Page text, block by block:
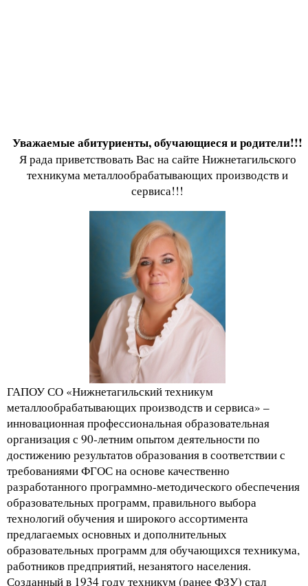
Уважаемые абитуриенты, обучающиеся и родители!!!
Я рада приветствовать Вас на сайте Нижнетагильского
техникума металлообрабатывающих производств и
сервиса!!!
ГАПОУ СО «Нижнетагильский техникум
металлообрабатывающих производств и сервиса» –
инновационная профессиональная образовательная
организация с 90-летним опытом деятельности по
достижению результатов образования в соответствии с
требованиями ФГОС на основе качественно
разработанного программно-методического обеспечения
образовательных программ, правильного выбора
технологий обучения и широкого ассортимента
предлагаемых основных и дополнительных
образовательных программ для обучающихся техникума,
работников предприятий, незанятого населения.
Созданный в 1934 году техникум (ранее ФЗУ) стал